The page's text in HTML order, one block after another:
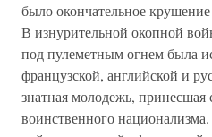
было окончательное
В изнурительной окопной
под пулеметным огнем была
французской, английской и
знатная молодежь,
воинственного